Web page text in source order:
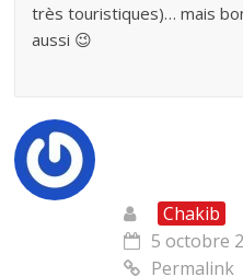
très touristiques)… mais
aussi 😉
Chakib
5 octobre
Permalink